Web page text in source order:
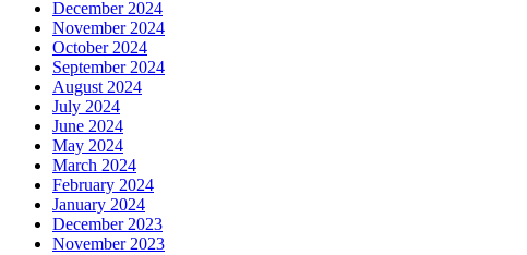
December 2024
November 2024
October 2024
September 2024
August 2024
July 2024
June 2024
May 2024
March 2024
February 2024
January 2024
December 2023
November 2023